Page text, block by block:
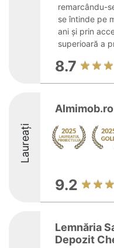
remarcându-
se întinde pe
ani și prin
superioară a
8.7
Laureați
Almimob.ro
9.2
Lemnăria
Depozit